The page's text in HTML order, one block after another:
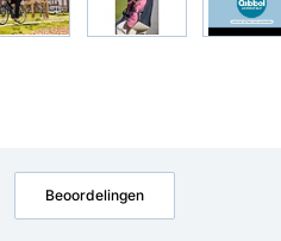
Beoordelingen